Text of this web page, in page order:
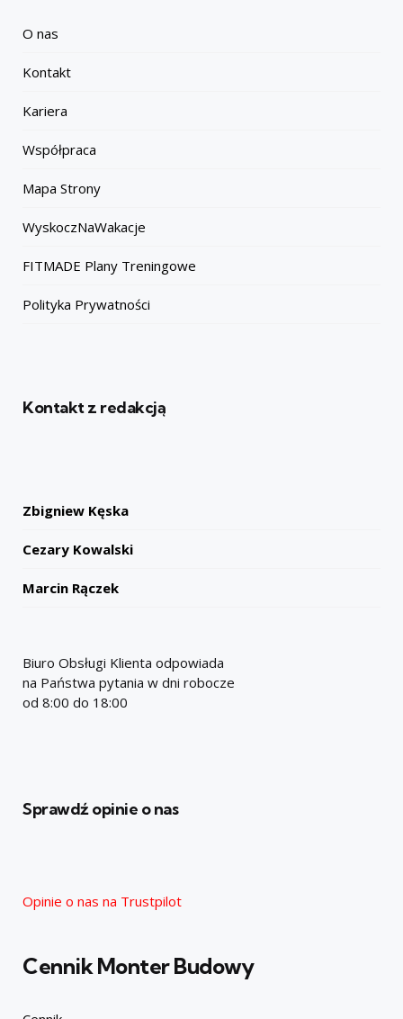
O nas
Kontakt
Kariera
Współpraca
Mapa Strony
WyskoczNaWakacje
FITMADE Plany Treningowe
Polityka Prywatności
Kontakt z redakcją
Zbigniew Kęska
Cezary Kowalski
Marcin Rączek
Biuro Obsługi Klienta odpowiada
na Państwa pytania w dni robocze
od 8:00 do 18:00
Sprawdź opinie o nas
Opinie o nas na Trustpilot
Cennik Monter Budowy